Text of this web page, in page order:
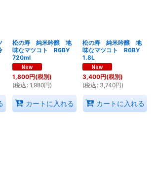
松の寿 純米吟醸 地
味なマツコト R6BY
720ml
1,800円(税別)
(税込 : 1,980円)
カートに入れる
松の寿 純米吟醸 地
味なマツコト R6BY
1.8L
3,400円(税別)
(税込 : 3,740円)
カートに入れる